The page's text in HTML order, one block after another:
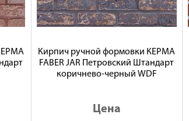
Кирпич ручной формовки КЕРМА
FABER JAR Петровский Штандарт
коричнево-черный WDF
Цена